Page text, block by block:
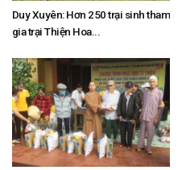
Duy Xuyên: Hơn 250 trại sinh tham
gia trại Thiện Hoa...